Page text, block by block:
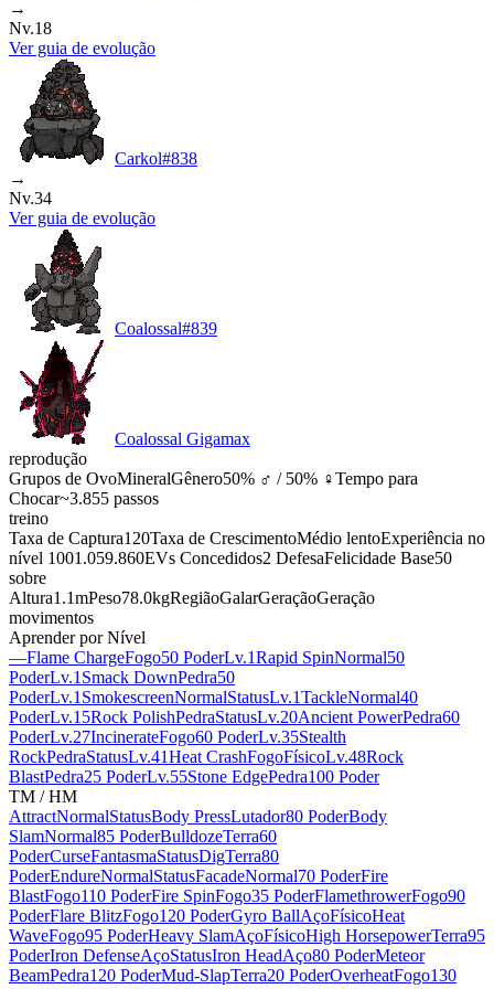
→
Nv.18
Ver guia de evolução
Carkol#838
→
Nv.34
Ver guia de evolução
Coalossal#839
Coalossal Gigamax
reprodução
Grupos de OvoMineralGênero50% ♂ / 50% ♀Tempo para
Chocar~3.855 passos
treino
Taxa de Captura120Taxa de CrescimentoMédio lentoExperiência no
nível 1001.059.860EVs Concedidos2 DefesaFelicidade Base50
sobre
Altura1.1mPeso78.0kgRegiãoGalarGeraçãoGeração
movimentos
Aprender por Nível
—Flame ChargeFogo50 PoderLv.1Rapid SpinNormal50
PoderLv.1 Smack DownPedra50
PoderLv.1 SmokescreenNormalStatusLv.1TackleNormal40
PoderLv.15Rock PolishPedraStatusLv.20Ancient PowerPedra60
PoderLv.27IncinerateFogo60 PoderLv.35Stealth
RockPedraStatusLv.41Heat CrashFogoFísicoLv.48Rock
BlastPedra25 PoderLv.55Stone EdgePedra100 Poder
TM / HM
AttractNormalStatusBody PressLutador80 PoderBody
SlamNormal85 PoderBulldozeTerra60
PoderCurseFantasmaStatusDigTerra80
PoderEndureNormalStatusFacadeNormal70 PoderFire
BlastFogo110 PoderFire SpinFogo35 PoderFlamethrowerFogo90
PoderFlare BlitzFogo120 PoderGyro BallAçoFísicoHeat
WaveFogo95 PoderHeavy SlamAçoFísicoHigh HorsepowerTerra95
PoderIron DefenseAçoStatusIron HeadAço80 PoderMeteor
BeamPedra120 PoderMud-SlapTerra20 PoderOverheatFogo130